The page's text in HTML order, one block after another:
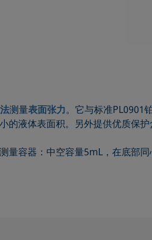
测量表面张力。它与标准PL0901
的液体表面积。另外提供优质保护
容器：中空容量5mL，在底部同